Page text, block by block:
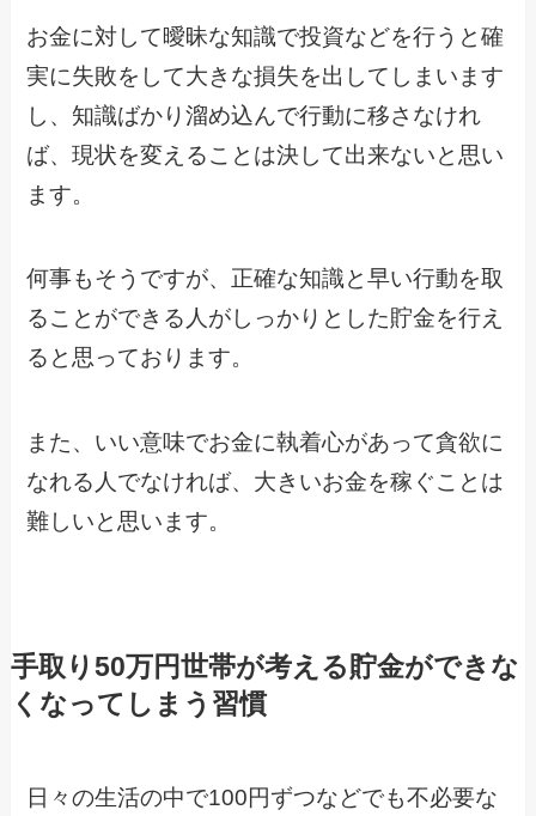
お金に対して曖昧な知識で投資などを行うと確
実に失敗をして大きな損失を出してしまいます
し、知識ばかり溜め込んで行動に移さなけれ
ば、現状を変えることは決して出来ないと思い
ます。
何事もそうですが、正確な知識と早い行動を取
ることができる人がしっかりとした貯金を行え
ると思っております。
また、いい意味でお金に執着心があって貪欲に
なれる人でなければ、大きいお金を稼ぐことは
難しいと思います。
手取り50万円世帯が考える貯金ができな
くなってしまう習慣
日々の生活の中で100円ずつなどでも不必要な